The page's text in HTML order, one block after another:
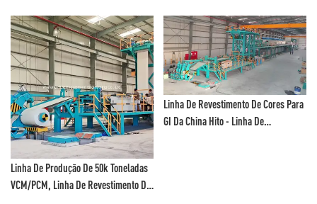
Linha De Produção De 50k Toneladas
VCM/PCM, Linha De Revestimento De
Linha De Revestimento De Cores Para
GI Da China Hito - Linha De